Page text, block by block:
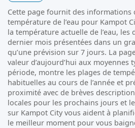
Cette page fournit des informations
température de l’eau pour Kampot
la température actuelle de l’eau,
dernier mois présentées dans un
qu’une prévision sur 7 jours. La
valeur d’aujourd’hui aux moyennes
période, montre les plages de
habituelles au cours de l’année et
proximité avec de brèves
locales pour les prochains jours et
sur Kampot City vous aident à
le meilleur moment pour vous